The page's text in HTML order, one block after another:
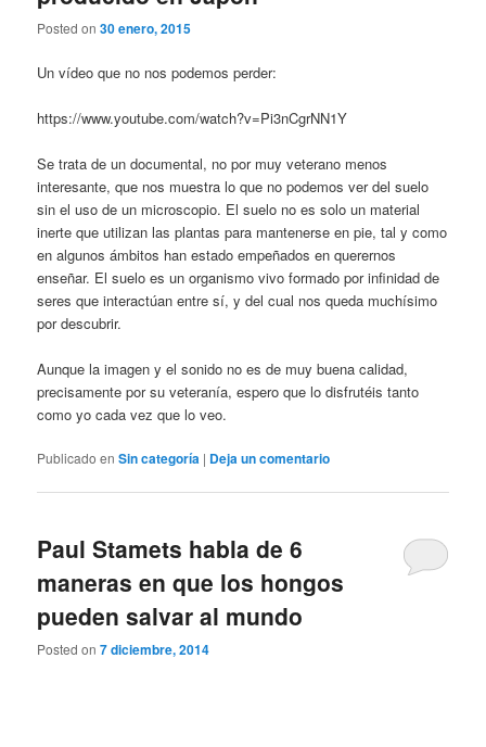
Posted on30 enero, 2015
Un vídeo que no nos podemos perder:
https://www.youtube.com/watch?v=Pi3nCgrNN1Y
Se trata de un documental, no por muy veterano menos
interesante, que nos muestra lo que no podemos ver del suelo
sin el uso de un microscopio. El suelo no es solo un material
inerte que utilizan las plantas para mantenerse en pie, tal y como
en algunos ámbitos han estado empeñados en querernos
enseñar. El suelo es un organismo vivo formado por infinidad de
seres que interactúan entre sí, y del cual nos queda muchísimo
por descubrir.
Aunque la imagen y el sonido no es de muy buena calidad,
precisamente por su veteranía, espero que lo disfrutéis tanto
como yo cada vez que lo veo.
Publicado en Sin categoría | Deja un comentario
Paul Stamets habla de 6
maneras en que los hongos
pueden salvar al mundo
Posted on7 diciembre, 2014